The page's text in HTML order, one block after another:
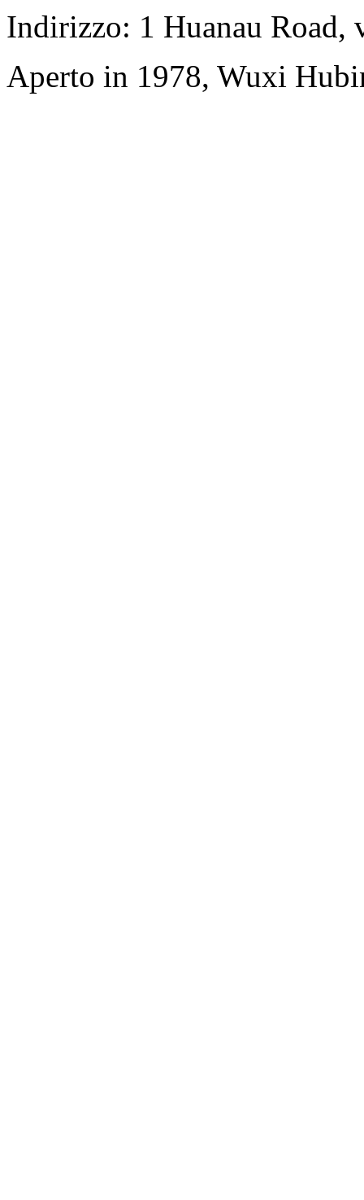
Indirizzo: 1 Huanau Road,
Aperto in 1978, Wuxi